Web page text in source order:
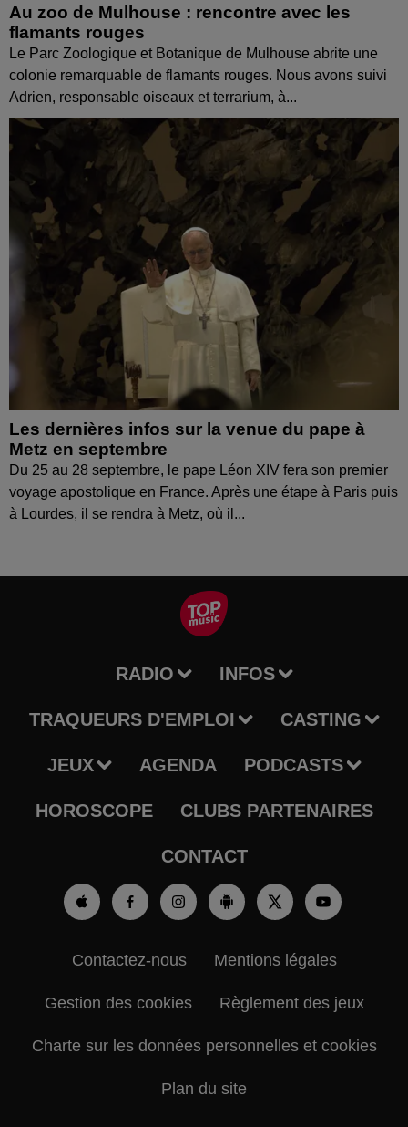
Au zoo de Mulhouse : rencontre avec les
flamants rouges
Le Parc Zoologique et Botanique de Mulhouse abrite une
colonie remarquable de flamants rouges. Nous avons suivi
Adrien, responsable oiseaux et terrarium, à...
Les dernières infos sur la venue du pape à
Metz en septembre
Du 25 au 28 septembre, le pape Léon XIV fera son premier
voyage apostolique en France. Après une étape à Paris puis
à Lourdes, il se rendra à Metz, où il...
RADIO INFOS
TRAQUEURS D'EMPLOI CASTING
JEUX AGENDA PODCASTS
HOROSCOPE CLUBS PARTENAIRES
CONTACT
Contactez-nous Mentions légales
Gestion des cookies Règlement des jeux
Charte sur les données personnelles et cookies
Plan du site